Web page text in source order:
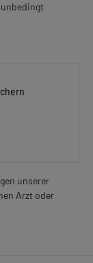
unserer
Arzt oder